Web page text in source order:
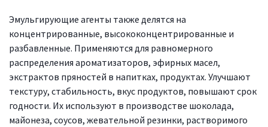
Эмульгирующие агенты также делятся на
концентрированные, высококонцентрированные и
разбавленные. Применяются для равномерного
распределения ароматизаторов, эфирных масел,
экстрактов пряностей в напитках, продуктах. Улучшают
текстуру, стабильность, вкус продуктов, повышают срок
годности. Их используют в производстве шоколада,
майонеза, соусов, жевательной резинки, растворимого